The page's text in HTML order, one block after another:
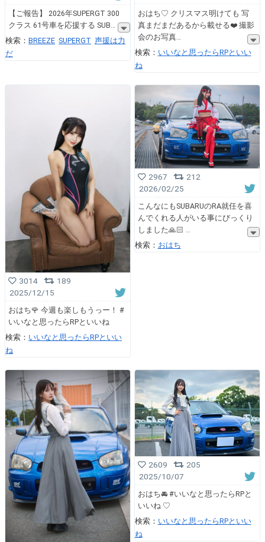
【ご報告】 2026年SUPERGT 300
クラス 61号車を応援する SUB
検索： BREEZE SUPERGT 声援は力
だ
おはち♡ クリスマス明けても 写
真まだまだあるから載せる❤️ 撮影
会のお写真
検索： いいなと思ったらRPといい
ね
3014
189
2025/12/15
おはち🌹 今週も楽しもうっー！ #
いいなと思ったらRPといいね
検索： いいなと思ったらRPといい
ね
2967
212
2026/02/25
こんなにもSUBARUのRA就任を喜
んでくれる人がいる事にびっくり
しました🙏🏻
検索： おはち
2609
205
2025/10/07
おはち🚘 #いいなと思ったらRPと
いいね ♡
検索： いいなと思ったらRPといい
ね